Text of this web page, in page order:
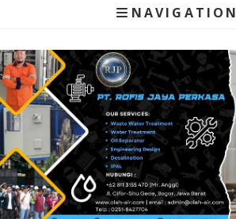
NAVIGATION